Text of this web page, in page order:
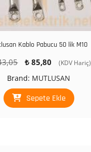
Kablo Pabucu 50 lik M10
Orijinal
fiyat:
₺ 143,05.
₺ 85,80
Şu
fiyat:
₺ 85,80.
(KDV Hariç)
Brand: MUTLUSAN
Sepete Ekle